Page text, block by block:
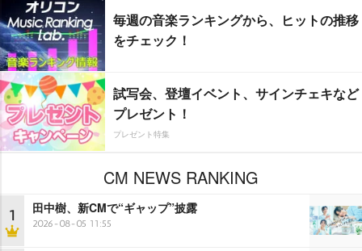
毎週の音楽ランキングから、ヒットの推移
をチェック！
試写会、登壇イベント、サインチェキなど
プレゼント！
プレゼント特集
CM NEWS RANKING
1 田中樹、新CMで“ギャップ”披露
2026-08-05 11:55